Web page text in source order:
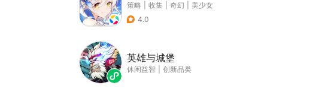
策略 收集 奇幻
美少女
4.0
英雄与城堡
休闲益智 创新品类